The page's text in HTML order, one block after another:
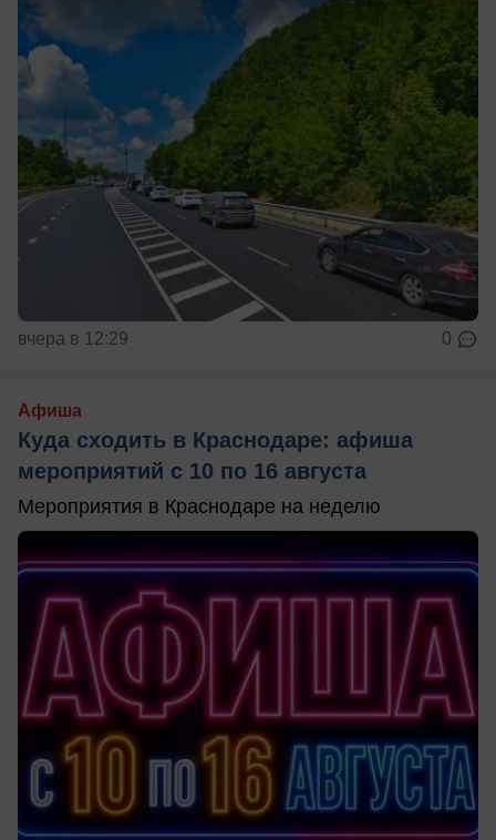
вчера в 12:29 0
Афиша
Куда сходить в Краснодаре: афиша
мероприятий с 10 по 16 августа
Мероприятия в Краснодаре на неделю